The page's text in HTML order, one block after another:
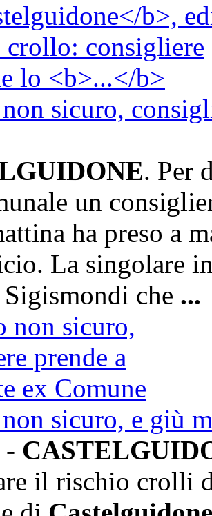
sicuro,
. Per
un
ha preso a
La singolare
che ...
sicuro, e giù
-
il rischio crolli